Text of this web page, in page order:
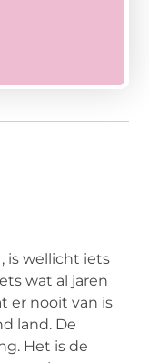
is wellicht iets
wat al jaren
er nooit van is
land. De
Het is de